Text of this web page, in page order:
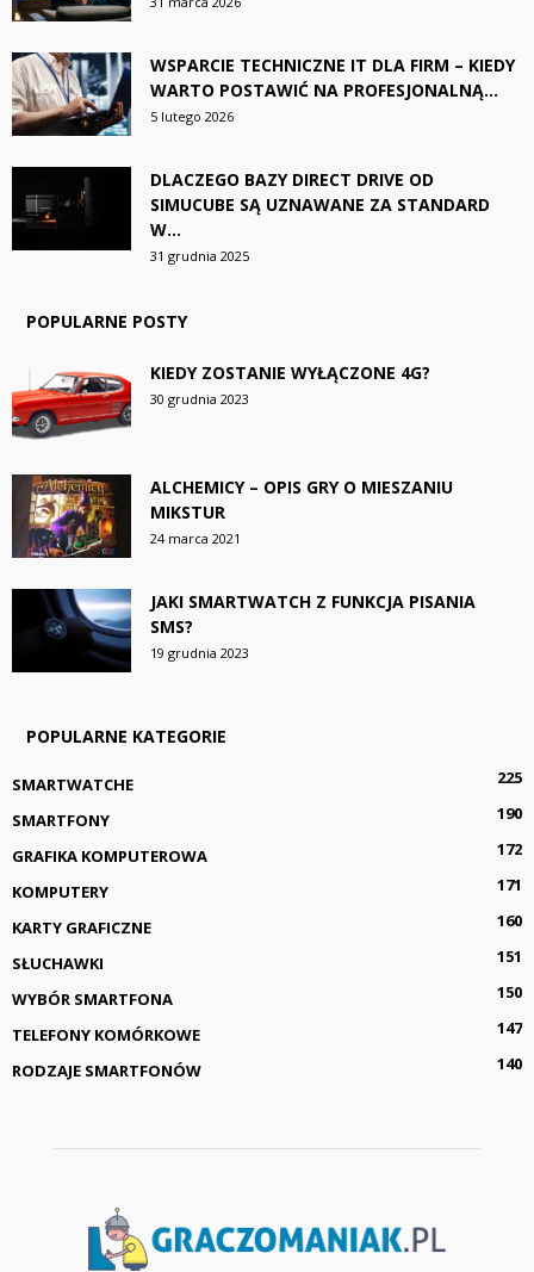
WSPARCIE TECHNICZNE IT DLA FIRM – KIEDY
WARTO POSTAWIĆ NA PROFESJONALNĄ...
5 lutego 2026
DLACZEGO BAZY DIRECT DRIVE OD
SIMUCUBE SĄ UZNAWANE ZA STANDARD
W...
31 grudnia 2025
POPULARNE POSTY
KIEDY ZOSTANIE WYŁĄCZONE 4G?
30 grudnia 2023
ALCHEMICY – OPIS GRY O MIESZANIU
MIKSTUR
24 marca 2021
JAKI SMARTWATCH Z FUNKCJA PISANIA
SMS?
19 grudnia 2023
POPULARNE KATEGORIE
SMARTWATCHE
225
SMARTFONY
190
GRAFIKA KOMPUTEROWA
172
KOMPUTERY
171
KARTY GRAFICZNE
160
SŁUCHAWKI
151
WYBÓR SMARTFONA
150
TELEFONY KOMÓRKOWE
147
RODZAJE SMARTFONÓW
140